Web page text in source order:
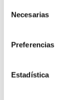
Necesarias
Preferencias
Estadística